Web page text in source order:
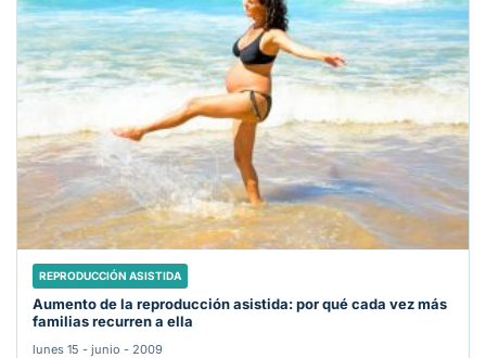
REPRODUCCIÓN ASISTIDA
Aumento de la reproducción asistida: por qué cada vez más
familias recurren a ella
lunes 15 - junio - 2009